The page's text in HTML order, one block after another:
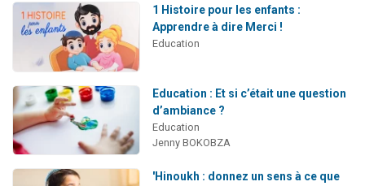
1 Histoire pour les enfants :
Apprendre à dire Merci !
Education
Education : Et si c’était une question
d’ambiance ?
Education
Jenny BOKOBZA
'Hinoukh : donnez un sens à ce que